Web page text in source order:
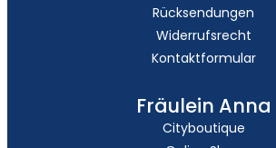
Rücksendungen
Widerrufsrecht
Kontaktformular
Fräulein Anna
Cityboutique